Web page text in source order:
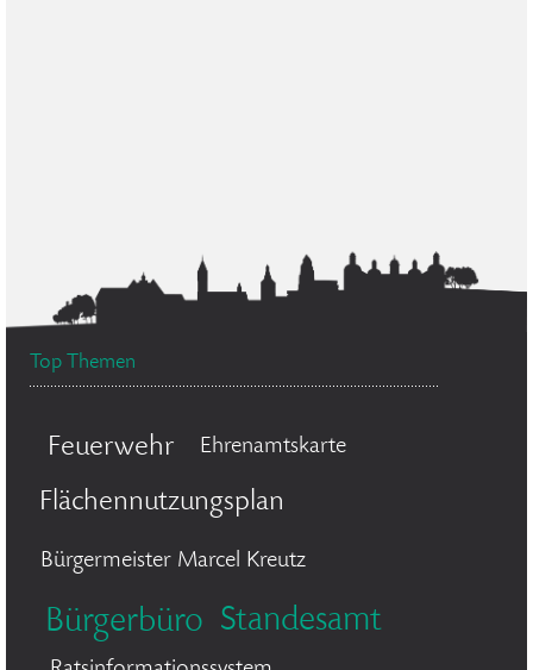
Top Themen
Feuerwehr Ehrenamtskarte
Flächennutzungsplan
Bürgermeister Marcel Kreutz
Bürgerbüro Standesamt